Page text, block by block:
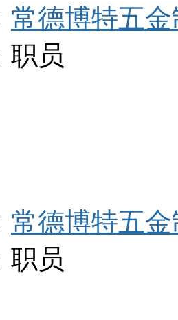
常德博特五
职员
常德博特五
职员